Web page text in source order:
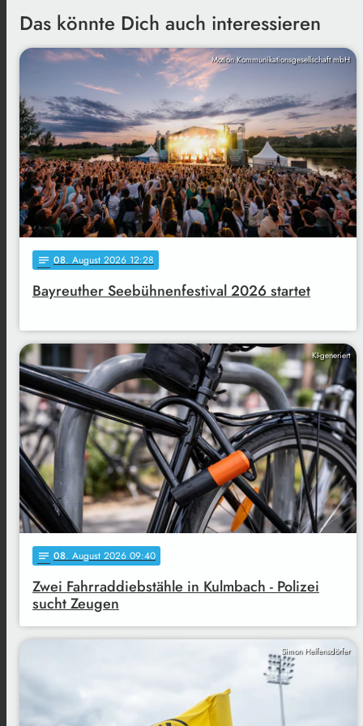
Das könnte Dich auch interessieren
Motion Kommunikationsgesellschaft mbH
notes 08. August 2026 12:28
Bayreuther Seebühnenfestival 2026 startet
KI-generiert
notes 08. August 2026 09:40
Zwei Fahrraddiebstähle in Kulmbach - Polizei
sucht Zeugen
Simon Helfensdörfer